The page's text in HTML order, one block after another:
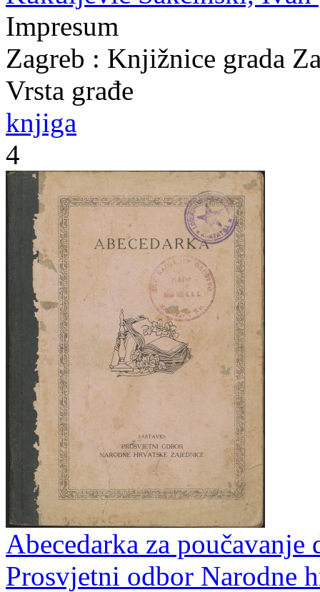
Impresum
Zagreb : Knjižnice grada
Vrsta građe
knjiga
4
Abecedarka za
Prosvjetni odbor Narodne